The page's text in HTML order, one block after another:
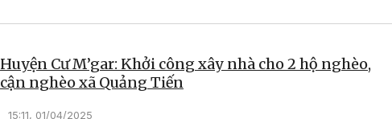
Huyện Cư M’gar: Khởi công xây nhà cho 2 hộ nghèo,
cận nghèo xã Quảng Tiến
15:11, 01/04/2025